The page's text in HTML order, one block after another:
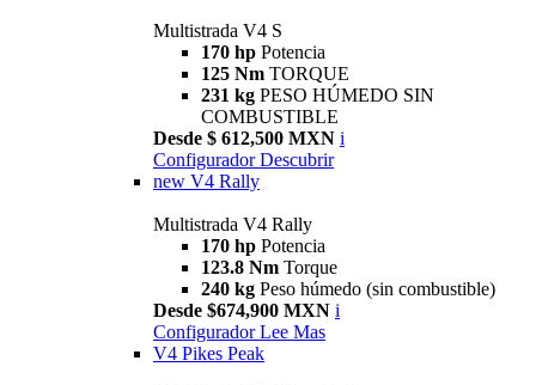
Multistrada V4 S
170 hp Potencia
125 Nm TORQUE
231 kg PESO HÚMEDO SIN
COMBUSTIBLE
Desde $ 612,500 MXN i
Configurador Descubrir
new V4 Rally
Multistrada V4 Rally
170 hp Potencia
123.8 Nm Torque
240 kg Peso húmedo (sin combustible)
Desde $674,900 MXN i
Configurador Lee Mas
V4 Pikes Peak